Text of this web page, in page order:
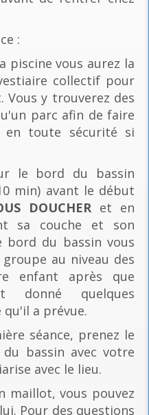
:
piscine vous aurez la
collectif pour
y trouverez des
parc afin de faire
toute sécurité si
le bord du bassin
min) avant le début
DOUCHER et en
sa couche et son
bord du bassin vous
au niveau des
enfant après que
donné quelques
qu'il a prévue.
séance, prenez le
bassin avec votre
avec le lieu.
maillot, vous pouvez
Pour des questions